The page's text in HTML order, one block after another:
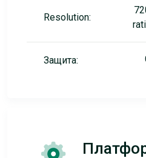
Resolution:
Защита: